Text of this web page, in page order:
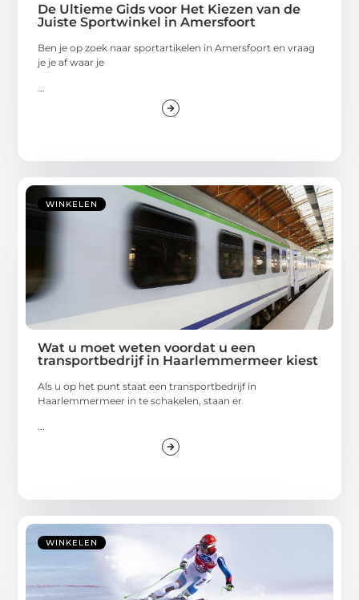
De Ultieme Gids voor Het Kiezen van de
Juiste Sportwinkel in Amersfoort
Ben je op zoek naar sportartikelen in Amersfoort en vraag
je je af waar je
WINKELEN
Wat u moet weten voordat u een
transportbedrijf in Haarlemmermeer kiest
Als u op het punt staat een transportbedrijf in
Haarlemmermeer in te schakelen, staan er
...
WINKELEN